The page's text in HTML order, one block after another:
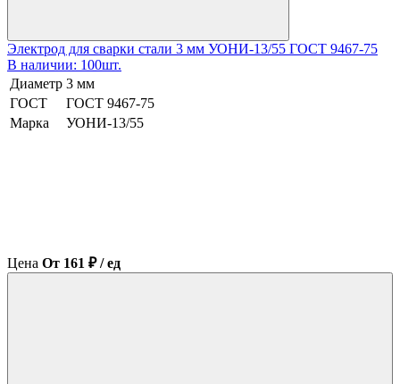
Электрод для сварки стали 3 мм УОНИ-13/55 ГОСТ 9467-75
В наличии: 100шт.
Диаметр 3 мм
ГОСТ
ГОСТ 9467-75
Марка
УОНИ-13/55
Цена От 161 ₽ / ед